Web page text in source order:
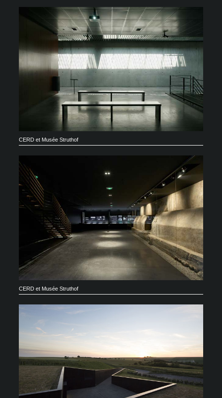
CERD et Musée Struthof
CERD et Musée Struthof